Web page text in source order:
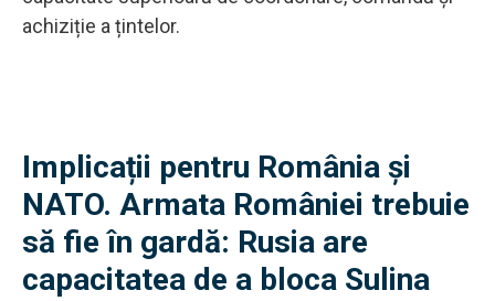
achiziție a țintelor.
Implicații pentru România și
NATO. Armata României trebuie
să fie în gardă: Rusia are
capacitatea de a bloca Sulina